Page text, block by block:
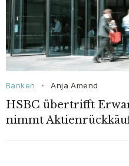
Banken • Anja Amend
HSBC übertrifft
nimmt